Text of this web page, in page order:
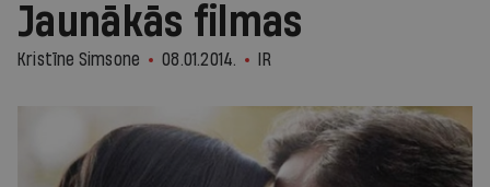
Jaunākās filmas
Kristīne Simsone 08.01.2014. IR